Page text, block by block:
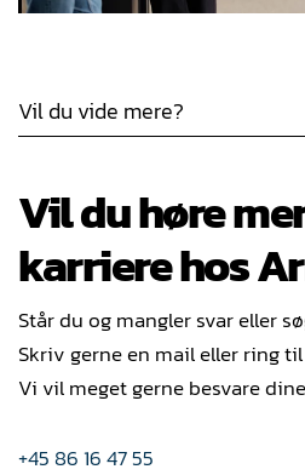
Vil du vide mere?
Vil du høre
karriere hos
Står du og mangler svar eller
Skriv gerne en mail eller ring
Vi vil meget gerne besvare
+45 86 16 47 55